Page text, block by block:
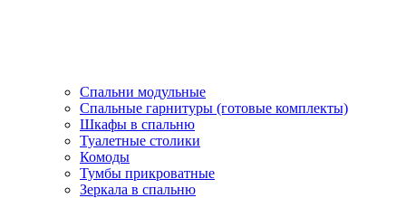
Спальни модульные
Спальные гарнитуры (готовые комплекты)
Шкафы в спальню
Туалетные столики
Комоды
Тумбы прикроватные
Зеркала в спальню